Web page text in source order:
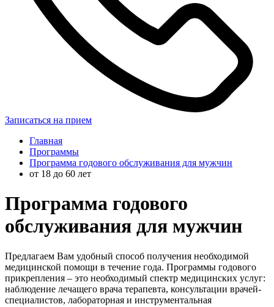
Записаться на прием
Главная
Программы
Программа годового обслуживания для мужчин
от 18 до 60 лет
Программа годового
обслуживания для мужчин
Предлагаем Вам удобный способ получения необходимой
медицинской помощи в течение года. Программы годового
прикрепления – это необходимый спектр медицинских услуг:
наблюдение лечащего врача терапевта, консультации врачей-
специалистов, лабораторная и инструментальная